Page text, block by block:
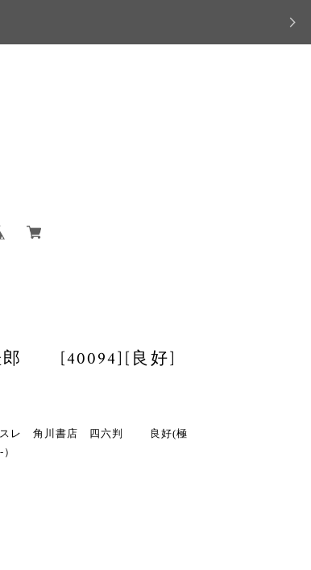
[40094][良好]
スレ 角川書店 四六判 良好(極